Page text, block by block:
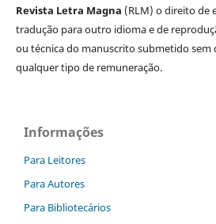
Revista Letra Magna (RLM) o direito de
tradução para outro idioma e de
ou técnica do manuscrito submetido sem
qualquer tipo de remuneração.
Informações
Para Leitores
Para Autores
Para Bibliotecários